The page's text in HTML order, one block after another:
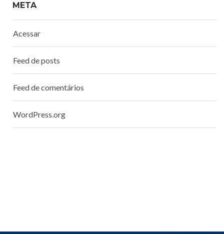
META
Acessar
Feed de posts
Feed de comentários
WordPress.org